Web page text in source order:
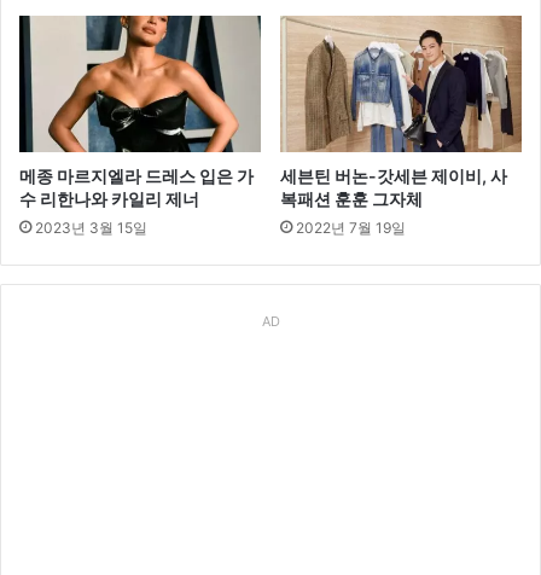
메종 마르지엘라 드레스 입은 가
수 리한나와 카일리 제너
2023년 3월 15일
세븐틴 버논-갓세븐 제이비, 사
복패션 훈훈 그자체
2022년 7월 19일
AD